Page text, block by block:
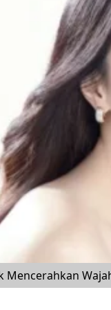
Mencerahkan